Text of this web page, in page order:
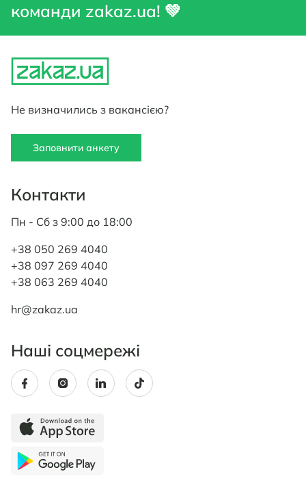
команди zakaz.ua! 💚
Не визначились з вакансією?
Заповнити анкету
Контакти
Пн - Сб з 9:00 до 18:00
+38 050 269 4040
+38 097 269 4040
+38 063 269 4040
hr@zakaz.ua
Наші соцмережі